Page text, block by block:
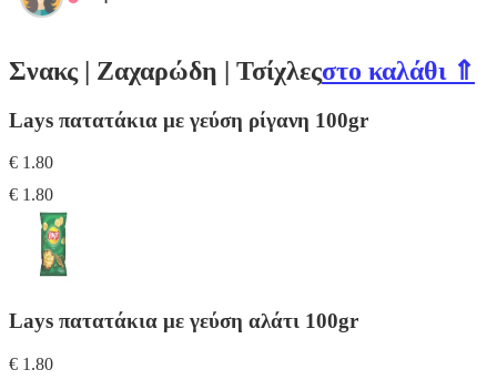
Σνακς | Ζαχαρώδη | Τσίχλεςστο καλάθι ⇑
Lays πατατάκια με γεύση ρίγανη 100gr
€ 1.80
€ 1.80
Lays πατατάκια με γεύση αλάτι 100gr
€ 1.80